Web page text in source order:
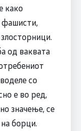
како
фашисти,
од ваквата
со
е во ред,
значење, се
борци.